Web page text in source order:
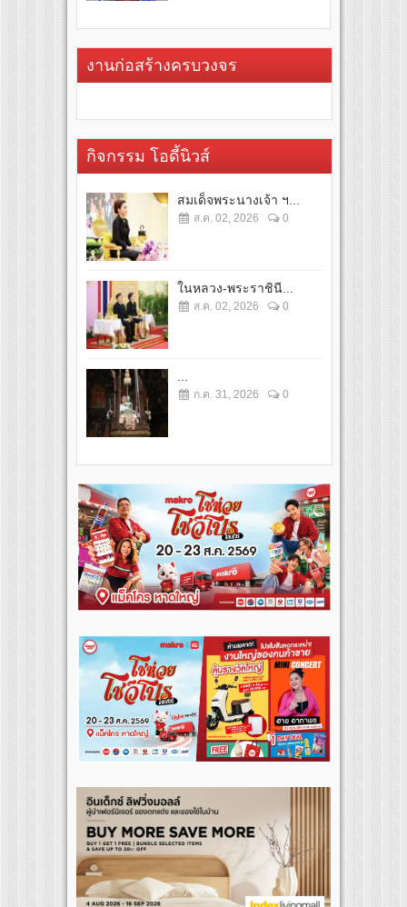
งานก่อสร้างครบวงจร
กิจกรรม โอดี้นิวส์
สมเด็จพระนางเจ้า ฯ...
ส.ค. 02, 2026 0
ในหลวง-พระราชินี...
ส.ค. 02, 2026 0
ก.ค. 31, 2026 0